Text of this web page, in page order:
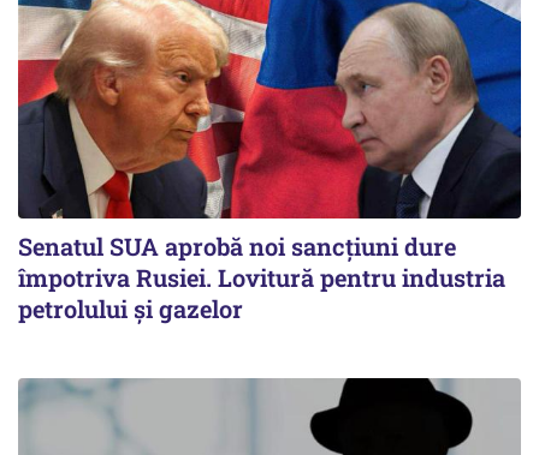
Senatul SUA aprobă noi sancțiuni dure
împotriva Rusiei. Lovitură pentru industria
petrolului și gazelor